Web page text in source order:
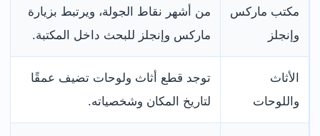
مكتب ماركس
وإنجلز
من أشهر نقاط الجولة، ويرتبط بزيارة
ماركس وإنجلز للبحث داخل المكتبة.
الأثاث
واللوحات
توجد قطع أثاث ولوحات تضيف عمقًا
لتاريخ المكان وشخصياته.